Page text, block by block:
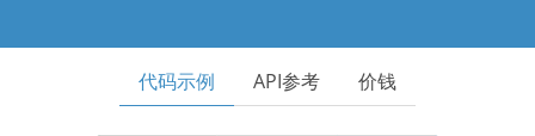
代码示例 API参考 价钱